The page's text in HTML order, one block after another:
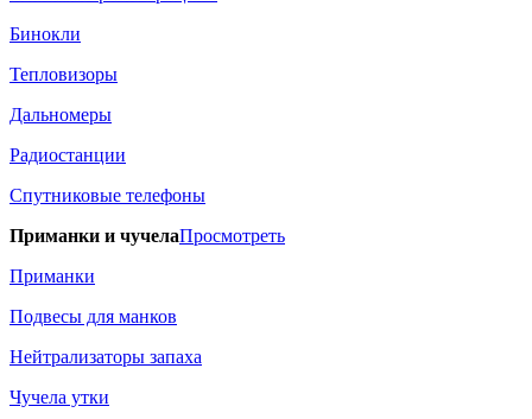
Бинокли
Тепловизоры
Дальномеры
Радиостанции
Спутниковые телефоны
Приманки и чучелаПросмотреть
Приманки
Подвесы для манков
Нейтрализаторы запаха
Чучела утки